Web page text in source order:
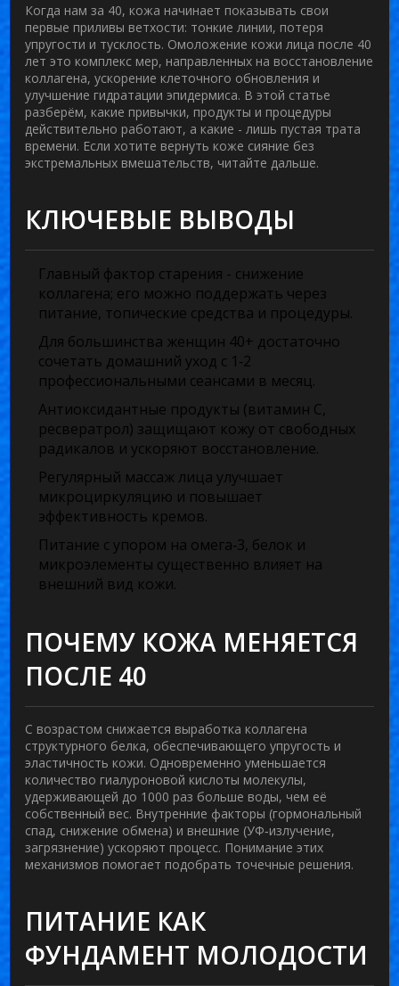
Когда нам за 40, кожа начинает показывать свои
первые приливы ветхости: тонкие линии, потеря
упругости и тусклость. Омоложение кожи лица после 40
лет это комплекс мер, направленных на восстановление
коллагена, ускорение клеточного обновления и
улучшение гидратации эпидермиса. В этой статье
разберём, какие привычки, продукты и процедуры
действительно работают, а какие - лишь пустая трата
времени. Если хотите вернуть коже сияние без
экстремальных вмешательств, читайте дальше.
КЛЮЧЕВЫЕ ВЫВОДЫ
Главный фактор старения - снижение
коллагена; его можно поддержать через
питание, топические средства и процедуры.
Для большинства женщин 40+ достаточно
сочетать домашний уход с 1‑2
профессиональными сеансами в месяц.
Антиоксидантные продукты (витамин C,
ресвератрол) защищают кожу от свободных
радикалов и ускоряют восстановление.
Регулярный массаж лица улучшает
микроциркуляцию и повышает
эффективность кремов.
Питание с упором на омега‑3, белок и
микроэлементы существенно влияет на
внешний вид кожи.
ПОЧЕМУ КОЖА МЕНЯЕТСЯ
ПОСЛЕ 40
С возрастом снижается выработка коллагена
структурного белка, обеспечивающего упругость и
эластичность кожи. Одновременно уменьшается
количество гиалуроновой кислоты молекулы,
удерживающей до 1000 раз больше воды, чем её
собственный вес. Внутренние факторы (гормональный
спад, снижение обмена) и внешние (УФ‑излучение,
загрязнение) ускоряют процесс. Понимание этих
механизмов помогает подобрать точечные решения.
ПИТАНИЕ КАК
ФУНДАМЕНТ МОЛОДОСТИ